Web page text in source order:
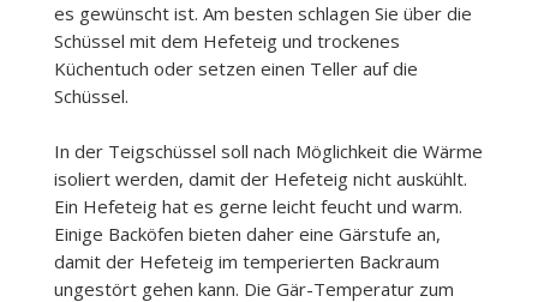
es gewünscht ist. Am besten schlagen Sie über die
Schüssel mit dem Hefeteig und trockenes
Küchentuch oder setzen einen Teller auf die
Schüssel.
In der Teigschüssel soll nach Möglichkeit die Wärme
isoliert werden, damit der Hefeteig nicht auskühlt.
Ein Hefeteig hat es gerne leicht feucht und warm.
Einige Backöfen bieten daher eine Gärstufe an,
damit der Hefeteig im temperierten Backraum
ungestört gehen kann. Die Gär-Temperatur zum